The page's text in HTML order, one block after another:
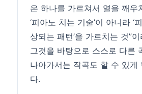
은 하나를 가르쳐서 열을 깨우
‘피아노 치는 기술’이 아니라 ‘
상되는 패턴’을 가르치는 것”
그것을 바탕으로 스스로 다른
나아가서는 작곡도 할 수 있게
다.